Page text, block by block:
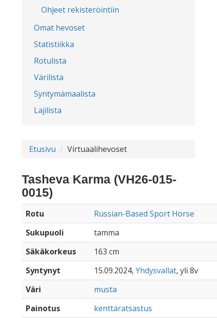
Ohjeet rekisteröintiin
Omat hevoset
Statistiikka
Rotulista
Värilista
Syntymämaalista
Lajilista
Etusivu Virtuaalihevoset
Tasheva Karma (VH26-015-
0015)
Rotu
Russian-Based Sport Horse
Sukupuoli
tamma
Säkäkorkeus
163 cm
Syntynyt
15.09.2024, Yhdysvallat, yli 8v
Väri
musta
Painotus
kenttäratsastus